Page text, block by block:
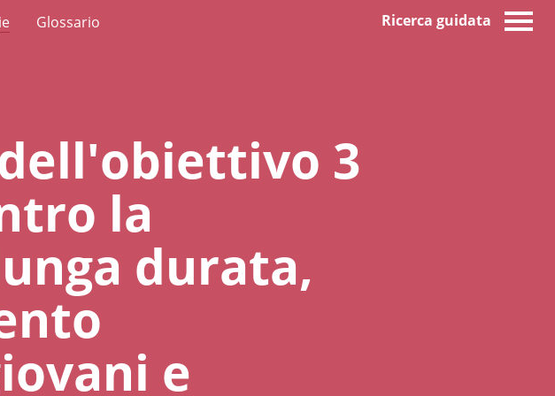
Glossario Ricerca guidata
3
la
durata,
e